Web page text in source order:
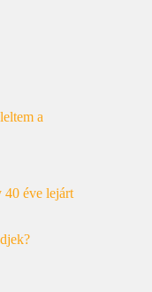
a
40 éve lejárt